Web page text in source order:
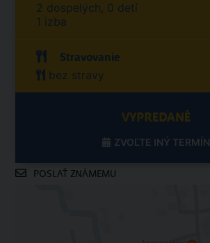
2 dospelých, 0 detí
1 izba
Stravovanie
bez stravy
VYPREDANÉ
ZVOĽTE INÝ TERMÍN
POSLAŤ ZNÁMEMU